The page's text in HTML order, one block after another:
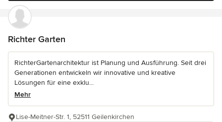
Richter Garten
RichterGartenarchitektur ist Planung und Ausführung. Seit drei
Generationen entwickeln wir innovative und kreative
Lösungen für eine exklu...
Mehr
Lise-Meitner-Str. 1, 52511 Geilenkirchen